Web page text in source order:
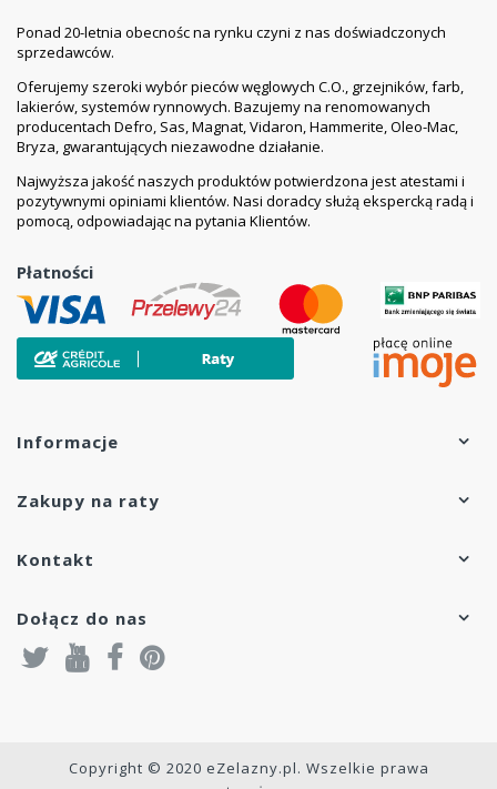
Ponad 20-letnia obecnośc na rynku czyni z nas doświadczonych
sprzedawców.
Oferujemy szeroki wybór pieców węglowych C.O., grzejników, farb,
lakierów, systemów rynnowych. Bazujemy na renomowanych
producentach Defro, Sas, Magnat, Vidaron, Hammerite, Oleo-Mac,
Bryza, gwarantujących niezawodne działanie.
Najwyższa jakość naszych produktów potwierdzona jest atestami i
pozytywnymi opiniami klientów. Nasi doradcy służą ekspercką radą i
pomocą, odpowiadając na pytania Klientów.
Płatności
Informacje
Zakupy na raty
Kontakt
Dołącz do nas
Copyright © 2020 eZelazny.pl. Wszelkie prawa